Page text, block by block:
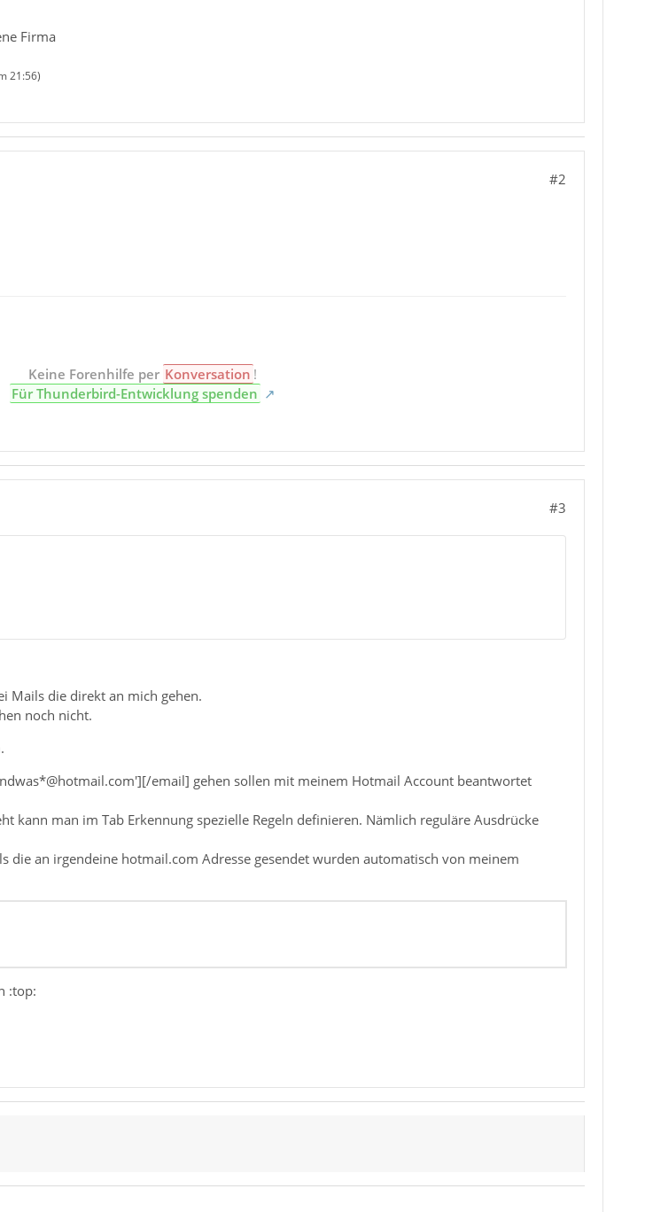
Firma
21:56)
#2
Keine Forenhilfe per Konversation !
Für Thunderbird-Entwicklung spenden
#3
Mails die direkt an mich gehen.
noch nicht.
email] gehen sollen mit meinem Hotmail Account beantwortet
kann man im Tab Erkennung spezielle Regeln definieren. Nämlich reguläre Ausdrücke
die an irgendeine hotmail.com Adresse gesendet wurden automatisch von meinem
:top: